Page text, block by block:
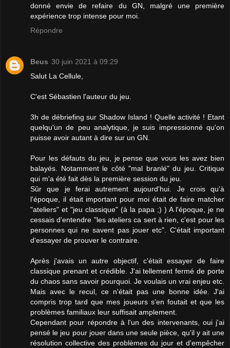
donné envie de refaire du GN, malgré une première
expérience trop intense pour moi.
Répondre
Beus 30 juin 2021 à 09:29
Salut La Cellule,
C'est Sébastien l'auteur du jeu.
3h de débriefing sur Shadow Island ! Quelle activité ! Etant
quelqu'un de peu analytique, je suis impressionné qu'on
puisse avoir autant à dire sur un GN.
Pour les défauts du jeu, je pense que vous les avez bien
balayés. Notamment le côté "mal branlé" du jeu. Critique
qui m'a été fait dès la première session du jeu.
Sûr que je ferai autrement aujourd'hui. Je crois qu'à
l'époque, il était important pour moi était de faire matcher
"ateliers" et "jeu classique" (à la papa ;) ) A l'époque, je ne
cessais d'entendre "les ateliers ca sert à rien, c'est pour les
personnes qui ne savent pas jouer etc". C'était important
d'essayer de prouver le contraire.
Après j'avais un autre objectif, c'était essayer de faire
classique prenant et crédible. J'ai tellement fermé de porte
du chaos sans savoir pourquoi. Je voulais un vrai enjeu etc.
Mais avec le recul, ce n'était pas une bonne idée. J'ai
compris trop tard que mes joueurs s'en foutait et que les
problèmes familiaux leur suffisait amplement.
Cependant pour répondre à l'un des intervenants, oui j'ai
pensé le jeu pour jouer dans une seule pièce, qu'il y ait une
résolution collective des problèmes du jour et d'empêcher